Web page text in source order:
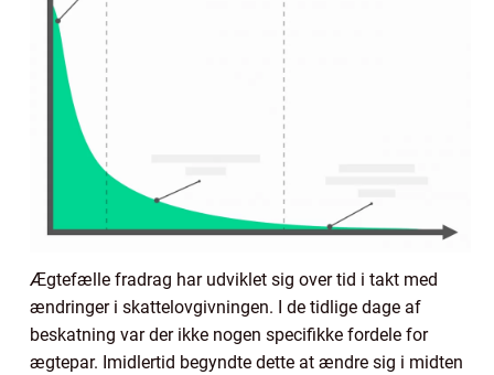
Ægtefælle fradrag har udviklet sig over tid i takt med
ændringer i skattelovgivningen. I de tidlige dage af
beskatning var der ikke nogen specifikke fordele for
ægtepar. Imidlertid begyndte dette at ændre sig i midten